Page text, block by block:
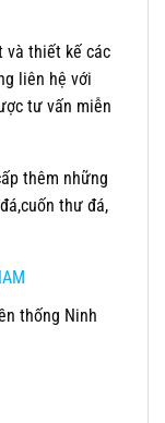
và thiết kế các
liên hệ với
tư vấn miễn
thêm những
thư đá,
thống Ninh